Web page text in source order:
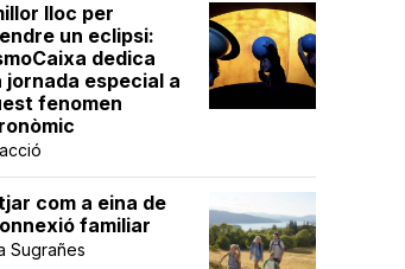
lloc per
un eclipsi:
dedica
jornada especial a
fenomen
com a eina de
familiar
Sugrañes